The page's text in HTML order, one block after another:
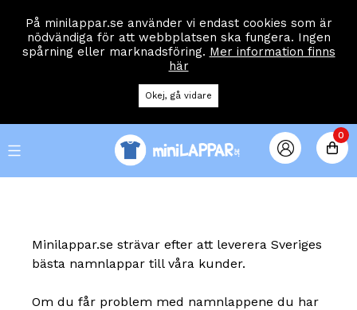
På minilappar.se använder vi endast cookies som är
nödvändiga för att webbplatsen ska fungera. Ingen
spårning eller marknadsföring. Mer information finns
här
Okej, gå vidare
0
Minilappar.se strävar efter att leverera Sveriges
bästa namnlappar till våra kunder.
Om du får problem med namnlappene du har